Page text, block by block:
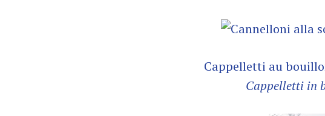
Cappelletti au
Cappelletti in